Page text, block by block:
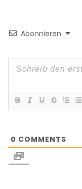
Abonnieren
0 COMMENTS